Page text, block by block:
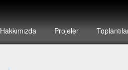
Hakkımızda Projeler